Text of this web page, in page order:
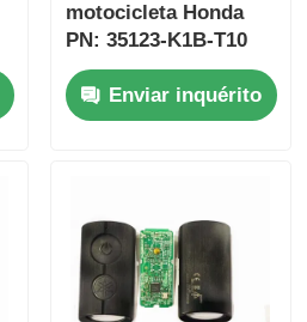
motocicleta Honda
PN: 35123-K1B-T10
chave remota de três
botões
FSK433.92MHz chip
Enviar inquérito